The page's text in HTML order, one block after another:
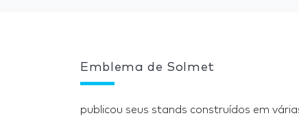
Emblema de Solmet
publicou seus stands construídos em